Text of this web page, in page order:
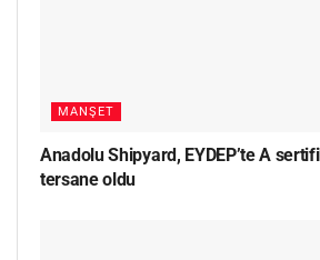
MANŞET
Anadolu Shipyard, EYDEP’te A
tersane oldu